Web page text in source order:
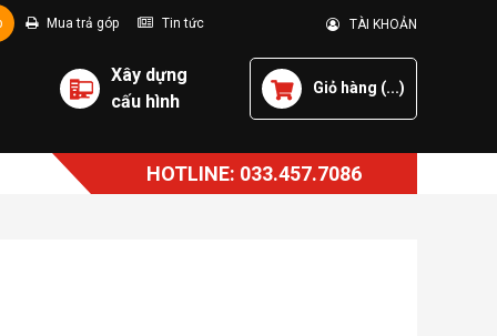
Mua trả góp Tin tức TÀI KHOẢN
Xây dựng
cấu hình
Giỏ hàng (...)
HOTLINE: 033.457.7086